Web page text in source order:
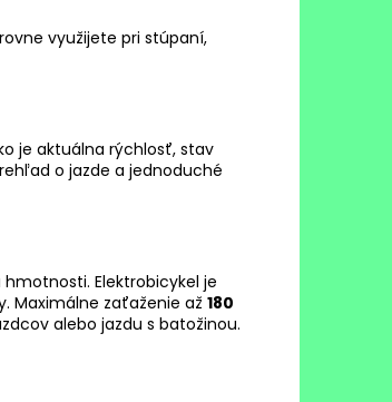
využijete pri stúpaní,
je aktuálna rýchlosť, stav
o jazde a jednoduché
Elektrobicykel je
Maximálne zaťaženie až 180
alebo jazdu s batožinou.